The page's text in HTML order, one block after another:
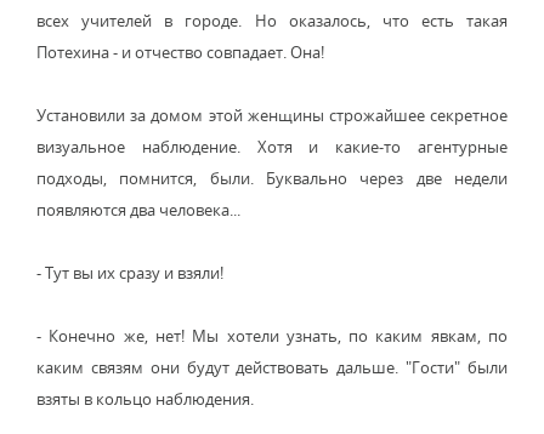
всех учителей в городе. Но оказалось, что есть такая
Потехина - и отчество совпадает. Она!
Установили за домом этой женщины строжайшее секретное
визуальное наблюдение. Хотя и какие-то агентурные
подходы, помнится, были. Буквально через две недели
появляются два человека...
- Тут вы их сразу и взяли!
- Конечно же, нет! Мы хотели узнать, по каким явкам, по
каким связям они будут действовать дальше. "Гости" были
взяты в кольцо наблюдения.